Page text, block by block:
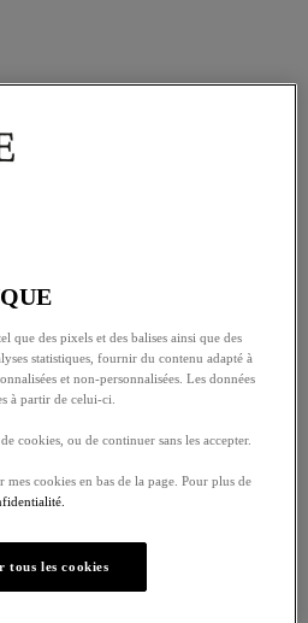
que des pixels et des balises ainsi que des
statistiques, fournir du contenu adapté à
et non-personnalisées. Les données
à partir de celui-ci.
cookies, ou de continuer sans les accepter.
cookies en bas de la page. Pour plus de
tous les cookies